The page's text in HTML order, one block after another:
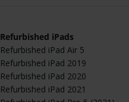
Refurbished iPads
Refurbished iPad Air 5
Refurbished iPad 2019
Refurbished iPad 2020
Refurbished iPad 2021